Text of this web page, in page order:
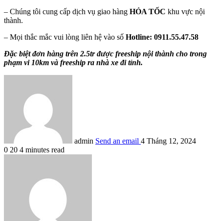
– Chúng tôi cung cấp dịch vụ giao hàng HỎA TỐC khu vực nội
thành.
– Mọi thắc mắc vui lòng liên hệ vào số Hotline: 0911.55.47.58
Đặc biệt đơn hàng trên 2.5tr được freeship nội thành cho trong
phạm vi 10km và freeship ra nhà xe đi tỉnh.
admin Send an email 4 Tháng 12, 2024
0 20 4 minutes read